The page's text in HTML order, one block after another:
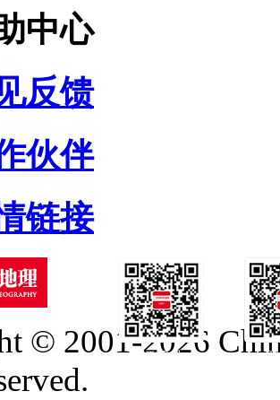
中心
反馈
伙伴
链接
订阅号
© 2001-2026